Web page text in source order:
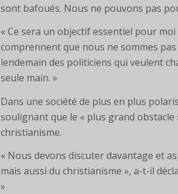
sont bafoués. Nous ne pouvons pas
« Ce sera un objectif essentiel pour
comprennent que nous ne sommes
lendemain des politiciens qui veulent
seule main. »
Dans une société de plus en plus
soulignant que le « plus grand obstacle
christianisme.
« Nous devons discuter davantage et
mais aussi du christianisme », a-t-il
»